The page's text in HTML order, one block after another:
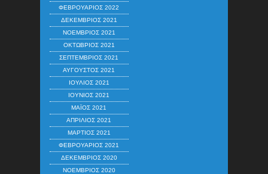
ΦΕΒΡΟΥΆΡΙΟΣ 2022
ΔΕΚΈΜΒΡΙΟΣ 2021
ΝΟΈΜΒΡΙΟΣ 2021
ΟΚΤΏΒΡΙΟΣ 2021
ΣΕΠΤΈΜΒΡΙΟΣ 2021
ΑΎΓΟΥΣΤΟΣ 2021
ΙΟΎΛΙΟΣ 2021
ΙΟΎΝΙΟΣ 2021
ΜΆΙΟΣ 2021
ΑΠΡΊΛΙΟΣ 2021
ΜΆΡΤΙΟΣ 2021
ΦΕΒΡΟΥΆΡΙΟΣ 2021
ΔΕΚΈΜΒΡΙΟΣ 2020
ΝΟΈΜΒΡΙΟΣ 2020